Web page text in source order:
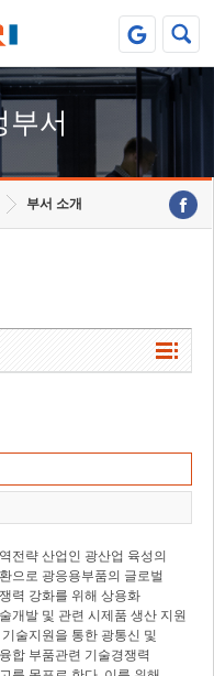
부서
부서 소개
전략 산업인 광산업 육성의
으로 광응용부품의 글로벌
력 강화를 위해 상용화
개발 및 관련 시제품 생산 지원
기술지원을 통한 광통신 및
합 부품관련 기술경쟁력